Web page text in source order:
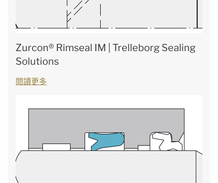
Zurcon® Rimseal IM | Trelleborg Sealing
Solutions
閱讀更多